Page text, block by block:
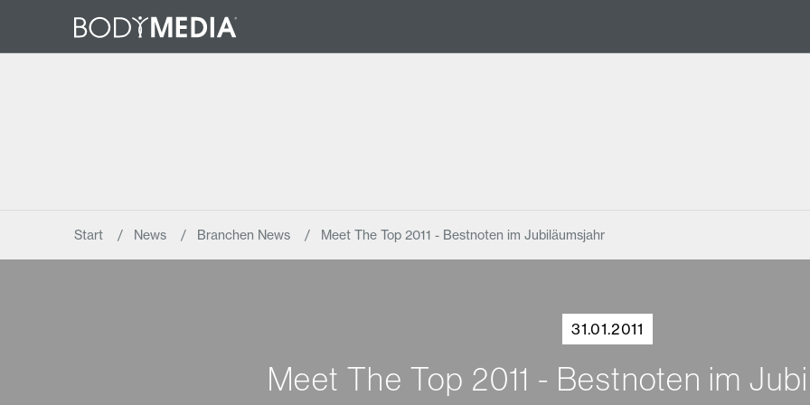
Start News Branchen News Meet The Top 2011 - Bestnoten im Jubiläumsjahr
31.01.2011
Meet The Top 2011 - Bestnoten im